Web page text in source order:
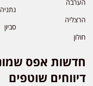
הערבה
הרצליה
חולון
נתניה
סביון
דיווחים שוטפים